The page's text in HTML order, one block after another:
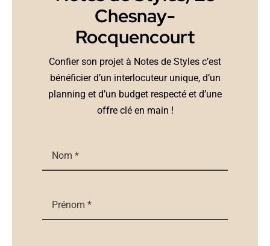
Chesnay-
Rocquencourt
Confier son projet à Notes de Styles c’est
bénéficier d’un interlocuteur unique, d’un
planning et d’un budget respecté et d’une
offre clé en main !